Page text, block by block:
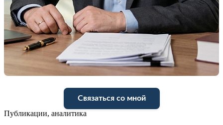
Связаться со мной
Публикации, аналитика